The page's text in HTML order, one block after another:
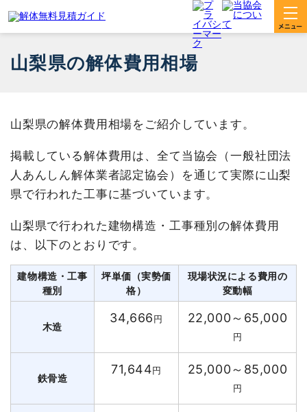
山梨県の解体費用相場
山梨県の解体費用相場をご紹介しています。
掲載している解体費用は、全て当協会（一般社団法
人あんしん解体業者認定協会）を通じて実際に山梨
県で行われた工事に基づいています。
山梨県で行われた建物構造・工事種別の解体費用
は、以下のとおりです。
建物構造・工事
種別
坪単価（実勢価
格）
現場状況による費用の
変動幅
木造
34,666円 22,000～65,000
円
鉄骨造
71,644円 25,000～85,000
円